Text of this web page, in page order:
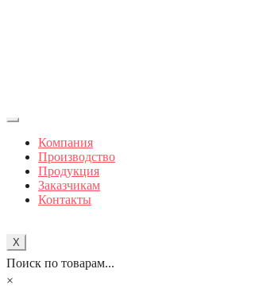
Компания
Производство
Продукция
Заказчикам
Контакты
X
Поиск по товарам...
×